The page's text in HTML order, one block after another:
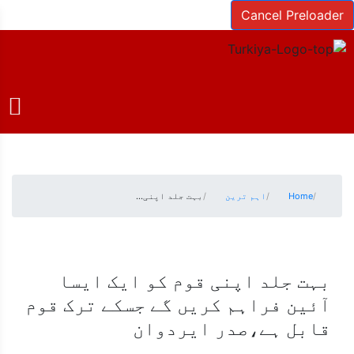
Cancel Preloader
Home اہم ترین بہت جلد اپنی…
بہت جلد اپنی قوم کو ایک ایسا
آئین فراہم کریں گے جسکے ترک قوم
قابل ہے،صدر ایردوان